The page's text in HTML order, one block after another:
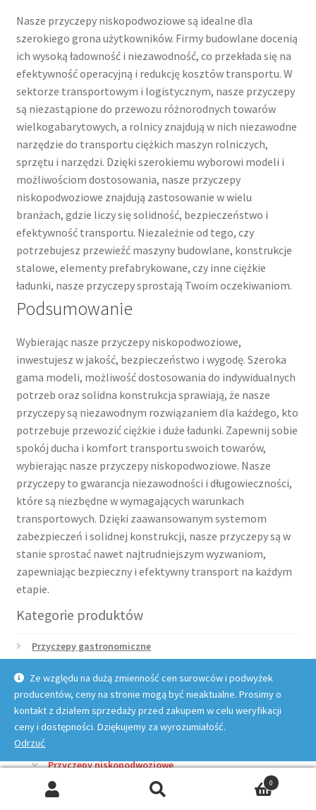
Ze względu na dużą zmienność cen surowców i podwyżek
producentów, ceny na stronie mogą być nieaktualne. Prosimy o
kontakt z działem sprzedaży przed zakupem w celu weryfikacji
ceny i dostępności. Dziękujemy za wyrozumiałość.
Odrzuć
Nasze przyczepy niskopodwoziowe są idealne dla
szerokiego grona użytkowników. Firmy budowlane docenią
ich wysoką ładowność i niezawodność, co przekłada się na
efektywność operacyjną i redukcję kosztów transportu. W
sektorze transportowym i logistycznym, nasze przyczepy
są niezastąpione do przewozu różnorodnych towarów
wielkogabarytowych, a rolnicy znajdują w nich niezawodne
narzędzie do transportu ciężkich maszyn rolniczych,
sprzętu i narzędzi. Dzięki szerokiemu wyborowi modeli i
możliwościom dostosowania, nasze przyczepy
niskopodwoziowe znajdują zastosowanie w wielu
branżach, gdzie liczy się solidność, bezpieczeństwo i
efektywność transportu. Niezależnie od tego, czy
potrzebujesz przewieźć maszyny budowlane, konstrukcje
stalowe, elementy prefabrykowane, czy inne ciężkie
ładunki, nasze przyczepy sprostają Twoim oczekiwaniom.
Podsumowanie
Wybierając nasze przyczepy niskopodwoziowe,
inwestujesz w jakość, bezpieczeństwo i wygodę. Szeroka
gama modeli, możliwość dostosowania do indywidualnych
potrzeb oraz solidna konstrukcja sprawiają, że nasze
przyczepy są niezawodnym rozwiązaniem dla każdego, kto
potrzebuje przewozić ciężkie i duże ładunki. Zapewnij sobie
spokój ducha i komfort transportu swoich towarów,
wybierając nasze przyczepy niskopodwoziowe. Nasze
przyczepy to gwarancja niezawodności i długowieczności,
które są niezbędne w wymagających warunkach
transportowych. Dzięki zaawansowanym systemom
zabezpieczeń i solidnej konstrukcji, nasze przyczepy są w
stanie sprostać nawet najtrudniejszym wyzwaniom,
zapewniając bezpieczny i efektywny transport na każdym
etapie.
Kategorie produktów
Przyczepy gastronomiczne
Przyczepy samochodowe
Przyczepy trzyosiowe
Przyczepy Neptun
Przyczepy niskopodwoziowe
Przyczepy jednoosiowe lekkie do DMC 750 kg
0